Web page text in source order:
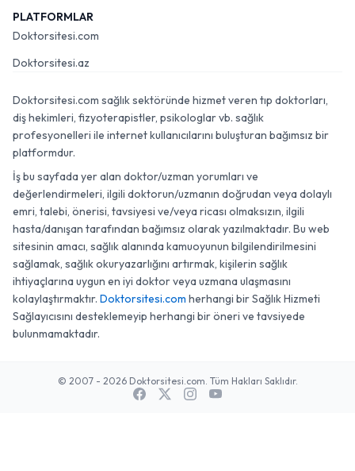
PLATFORMLAR
Doktorsitesi.com
Doktorsitesi.az
Doktorsitesi.com sağlık sektöründe hizmet veren tıp doktorları,
diş hekimleri, fizyoterapistler, psikologlar vb. sağlık
profesyonelleri ile internet kullanıcılarını buluşturan bağımsız bir
platformdur.
İş bu sayfada yer alan doktor/uzman yorumları ve
değerlendirmeleri, ilgili doktorun/uzmanın doğrudan veya dolaylı
emri, talebi, önerisi, tavsiyesi ve/veya ricası olmaksızın, ilgili
hasta/danışan tarafından bağımsız olarak yazılmaktadır. Bu web
sitesinin amacı, sağlık alanında kamuoyunun bilgilendirilmesini
sağlamak, sağlık okuryazarlığını artırmak, kişilerin sağlık
ihtiyaçlarına uygun en iyi doktor veya uzmana ulaşmasını
kolaylaştırmaktır. Doktorsitesi.com herhangi bir Sağlık Hizmeti
Sağlayıcısını desteklemeyip herhangi bir öneri ve tavsiyede
bulunmamaktadır.
© 2007 - 2026 Doktorsitesi.com. Tüm Hakları Saklıdır.